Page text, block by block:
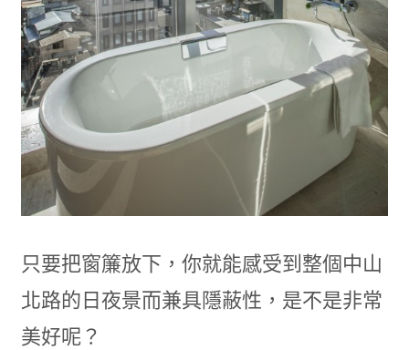
只要把窗簾放下，你就能感受到整個中山
北路的日夜景而兼具隱蔽性，是不是非常
美好呢？